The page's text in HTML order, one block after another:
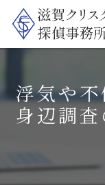
浮気や不
身辺調